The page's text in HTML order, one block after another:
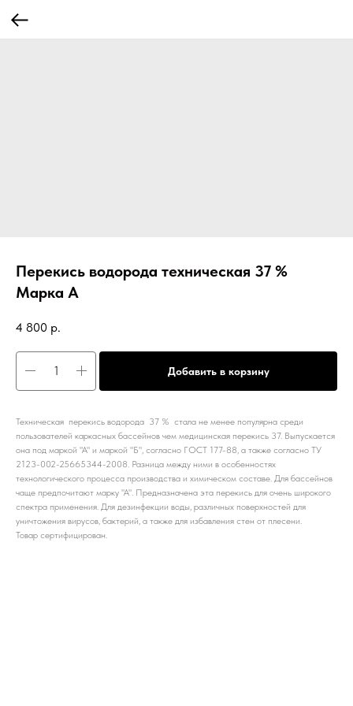
Перекись водорода техническая 37 %
Марка А
4 800 р.
Добавить в корзину
Техническая перекись водорода 37 % стала не менее популярна среди
пользователей каркасных бассейнов чем медицинская перекись 37. Выпускается
она под маркой "А" и маркой "Б", согласно ГОСТ 177-88, а также согласно ТУ
2123-002-25665344-2008. Разница между ними в особенностях
технологического процесса производства и химическом составе. Для бассейнов
чаще предпочитают марку "А". Предназначена эта перекись для очень широкого
спектра применения. Для дезинфекции воды, различных поверхностей для
уничтожения вирусов, бактерий, а также для избавления стен от плесени.
Товар сертифицирован.